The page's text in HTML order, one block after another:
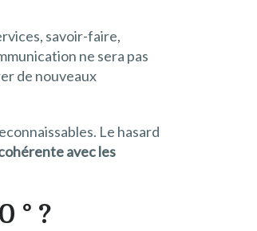
savoir-faire,
ne sera pas
de nouveaux
Le hasard
avec les
° ?